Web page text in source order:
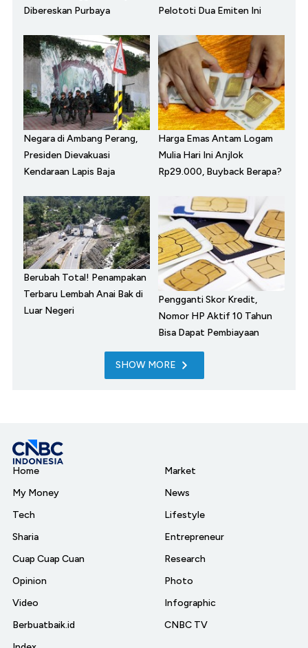
Dibereskan Purbaya
Pelototi Dua Emiten Ini
Negara di Ambang Perang,
Presiden Dievakuasi
Kendaraan Lapis Baja
Harga Emas Antam Logam
Mulia Hari Ini Anjlok
Rp29.000, Buyback Berapa?
Berubah Total! Penampakan
Terbaru Lembah Anai Bak di
Luar Negeri
Pengganti Skor Kredit,
Nomor HP Aktif 10 Tahun
Bisa Dapat Pembiayaan
SHOW MORE
Home
My Money
Tech
Sharia
Cuap Cuap Cuan
Opinion
Video
Berbuatbaik.id
Market
News
Lifestyle
Entrepreneur
Research
Photo
Infographic
CNBC TV